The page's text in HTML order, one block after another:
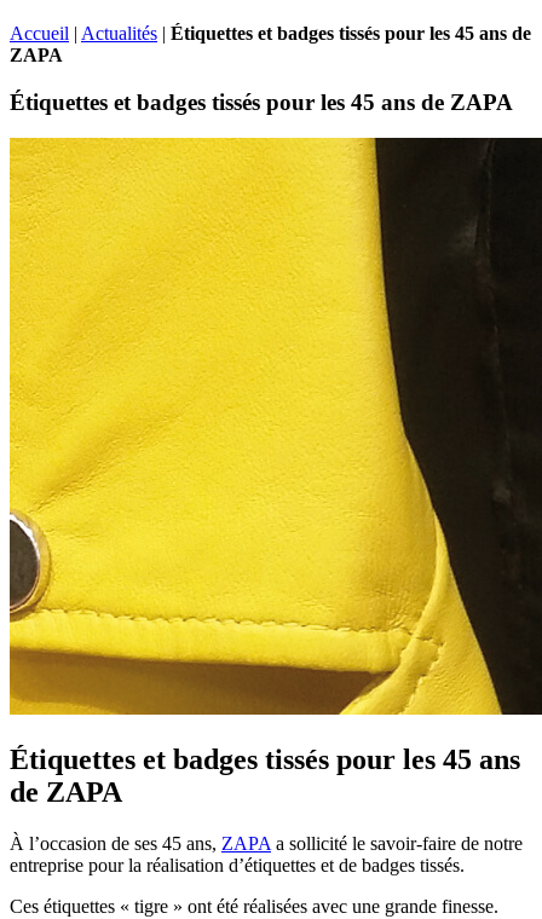
Accueil | Actualités | Étiquettes et badges tissés pour les 45 ans de
ZAPA
Étiquettes et badges tissés pour les 45 ans de ZAPA
Étiquettes et badges tissés pour les 45 ans
de ZAPA
À l’occasion de ses 45 ans, ZAPA a sollicité le savoir-faire de notre
entreprise pour la réalisation d’étiquettes et de badges tissés.
Ces étiquettes « tigre » ont été réalisées avec une grande finesse.